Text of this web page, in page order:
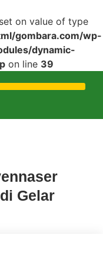
on value of type
gombara.com/wp-
dynamic-
on line 39
Gelar